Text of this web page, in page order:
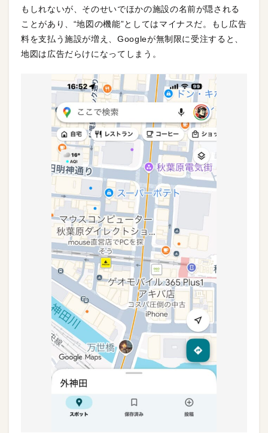
もしれないが、そのせいでほかの施設の名前が隠される
ことがあり、“地図の機能”としてはマイナスだ。もし広告
料を支払う施設が増え、Googleが無制限に受注すると、
地図は広告だらけになってしまう。